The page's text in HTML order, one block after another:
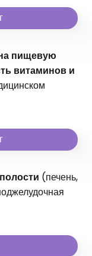
пищевую
витаминов и
(печень,